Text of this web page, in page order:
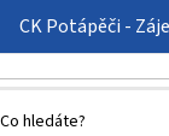
CK Potápěči -